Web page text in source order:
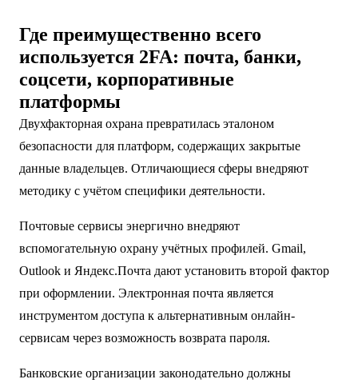
Где преимущественно всего
используется 2FA: почта, банки,
соцсети, корпоративные
платформы
Двухфакторная охрана превратилась эталоном
безопасности для платформ, содержащих закрытые
данные владельцев. Отличающиеся сферы внедряют
методику с учётом специфики деятельности.
Почтовые сервисы энергично внедряют
вспомогательную охрану учётных профилей. Gmail,
Outlook и Яндекс.Почта дают установить второй фактор
при оформлении. Электронная почта является
инструментом доступа к альтернативным онлайн-
сервисам через возможность возврата пароля.
Банковские организации законодательно должны